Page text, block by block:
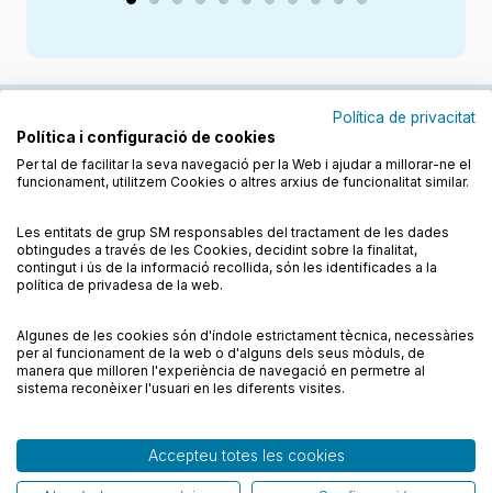
Condicions de compra
Condicions d’ús
Política de cookies
Política de privadesa
FAQs
Contacte
© CESMA/PPC – Tots els drets reservats
Política de privacitat
Política i configuració de cookies
Per tal de facilitar la seva navegació per la Web i ajudar a millorar-ne el
funcionament, utilitzem Cookies o altres arxius de funcionalitat similar.
Les entitats de grup SM responsables del tractament de les dades
obtingudes a través de les Cookies, decidint sobre la finalitat,
contingut i ús de la informació recollida, són les identificades a la
política de privadesa de la web.
Algunes de les cookies són d'índole estrictament tècnica, necessàries
per al funcionament de la web o d'alguns dels seus mòduls, de
manera que milloren l'experiència de navegació en permetre al
sistema reconèixer l'usuari en les diferents visites.
Accepteu totes les cookies